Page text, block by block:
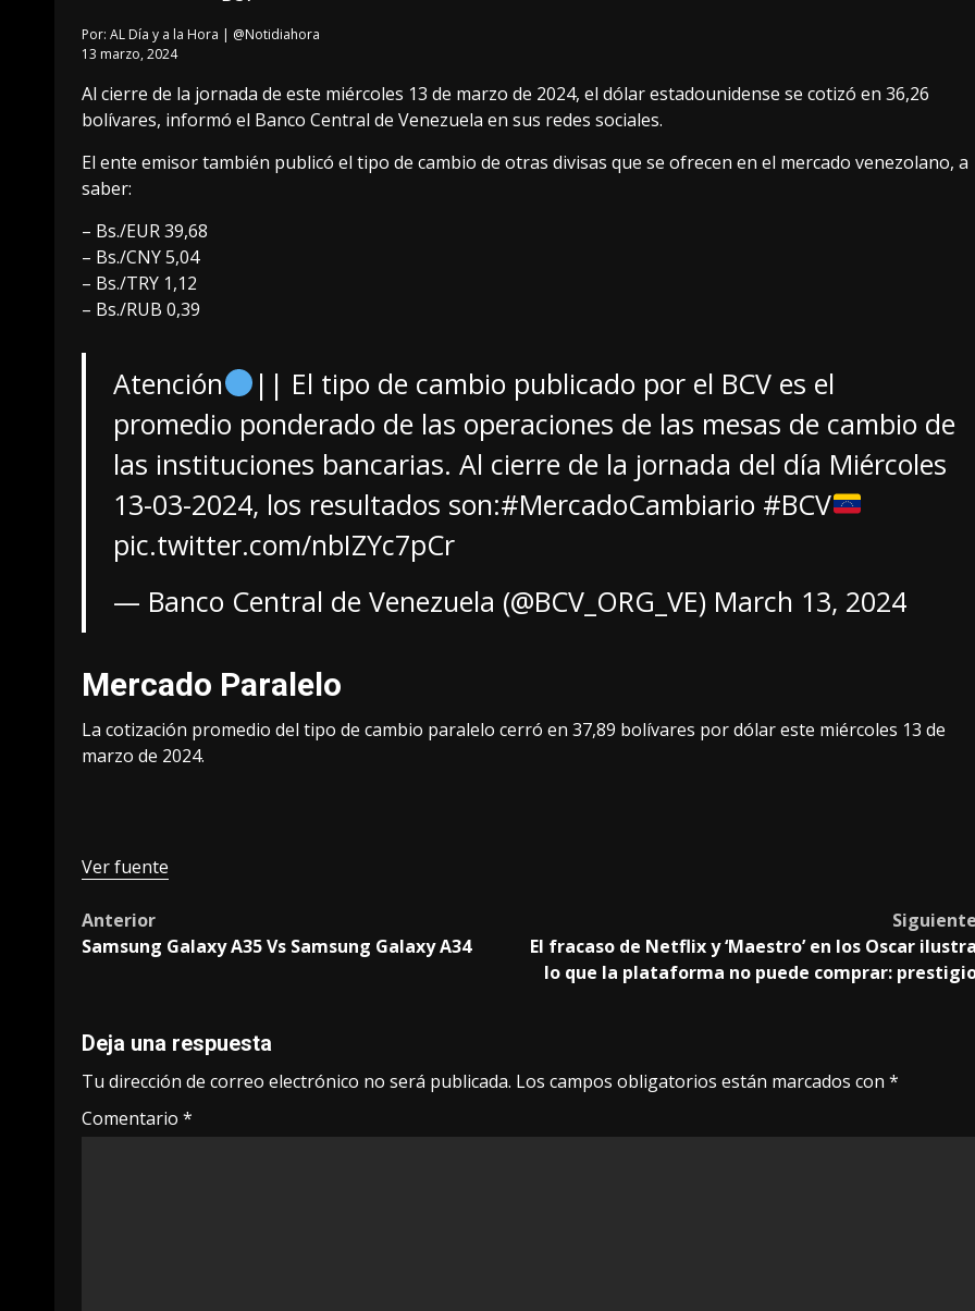
Por: AL Día y a la Hora | @Notidiahora
13 marzo, 2024
Al cierre de la jornada de este miércoles 13 de marzo de 2024, el dólar estadounidense se cotizó en 36,26
bolívares, informó el Banco Central de Venezuela en sus redes sociales.
El ente emisor también publicó el tipo de cambio de otras divisas que se ofrecen en el mercado venezolano, a
saber:
– Bs./EUR 39,68
– Bs./CNY 5,04
– Bs./TRY 1,12
– Bs./RUB 0,39
Atención
|| El tipo de cambio publicado por el BCV es el
promedio ponderado de las operaciones de las mesas de cambio de
las instituciones bancarias. Al cierre de la jornada del día Miércoles
13-03-2024, los resultados son:#MercadoCambiario #BCV
pic.twitter.com/nbIZYc7pCr
— Banco Central de Venezuela (@BCV_ORG_VE) March 13, 2024
Mercado Paralelo
La cotización promedio del tipo de cambio paralelo cerró en 37,89 bolívares por dólar este miércoles 13 de
marzo de 2024.
Ver fuente
Post
navigation
Anterior
Samsung Galaxy A35 Vs Samsung Galaxy A34
Siguiente
El fracaso de Netflix y ‘Maestro’ en los Oscar ilustra
lo que la plataforma no puede comprar:
Deja una respuesta
Tu dirección de correo electrónico no será publicada. Los campos obligatorios están marcados con *
Comentario *